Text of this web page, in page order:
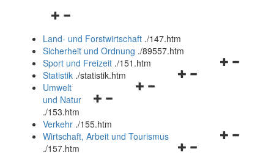
Navigationsmenü
und
schließen
Land- und Forstwirtschaft ./147.htm
Sicherheit und Ordnung ./89557.htm
Navigationsmenü
Sport und Freizeit ./151.htm
Navigationsmenü
Statistik ./statistik.htm
Navigationsmenü
und
schließen
Umwelt
und Natur
./153.htm
Verkehr ./155.htm
Navigationsmenü
Wirtschaft, Arbeit und Tourismus
./157.htm